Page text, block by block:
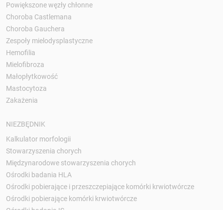
Powiększone węzły chłonne
Choroba Castlemana
Choroba Gauchera
Zespoły mielodysplastyczne
Hemofilia
Mielofibroza
Małopłytkowość
Mastocytoza
Zakażenia
NIEZBĘDNIK
Kalkulator morfologii
Stowarzyszenia chorych
Międzynarodowe stowarzyszenia chorych
Ośrodki badania HLA
Ośrodki pobierające i przeszczepiające komórki krwiotwórcze
Ośrodki pobierające komórki krwiotwórcze